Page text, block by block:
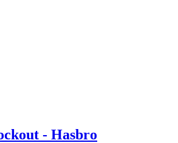
- Hasbro